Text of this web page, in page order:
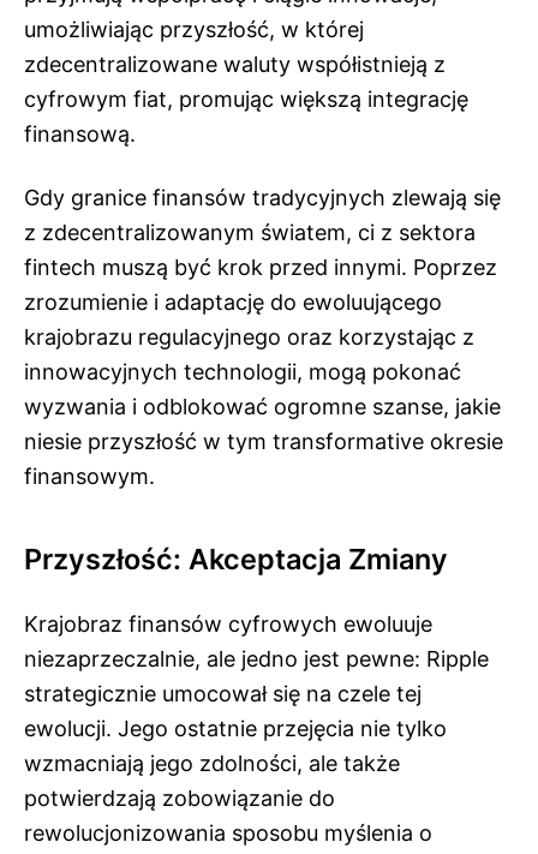
umożliwiając przyszłość, w której
zdecentralizowane waluty współistnieją z
cyfrowym fiat, promując większą integrację
finansową.
Gdy granice finansów tradycyjnych zlewają się
z zdecentralizowanym światem, ci z sektora
fintech muszą być krok przed innymi. Poprzez
zrozumienie i adaptację do ewoluującego
krajobrazu regulacyjnego oraz korzystając z
innowacyjnych technologii, mogą pokonać
wyzwania i odblokować ogromne szanse, jakie
niesie przyszłość w tym transformative okresie
finansowym.
Przyszłość: Akceptacja Zmiany
Krajobraz finansów cyfrowych ewoluuje
niezaprzeczalnie, ale jedno jest pewne: Ripple
strategicznie umocował się na czele tej
ewolucji. Jego ostatnie przejęcia nie tylko
wzmacniają jego zdolności, ale także
potwierdzają zobowiązanie do
rewolucjonizowania sposobu myślenia o